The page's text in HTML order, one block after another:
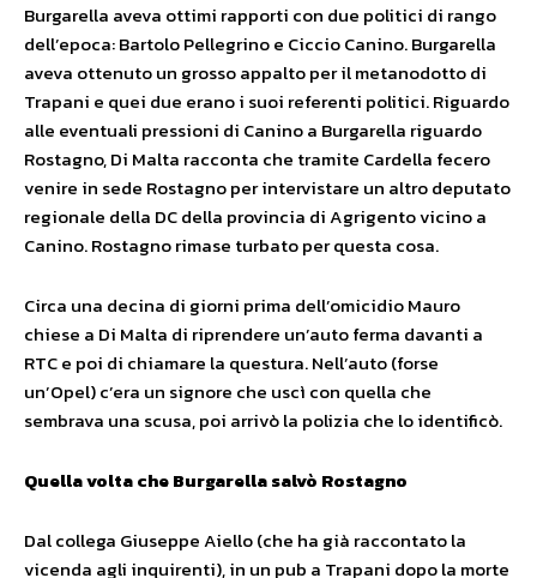
Burgarella aveva ottimi rapporti con due politici di rango
dell’epoca: Bartolo Pellegrino e Ciccio Canino. Burgarella
aveva ottenuto un grosso appalto per il metanodotto di
Trapani e quei due erano i suoi referenti politici. Riguardo
alle eventuali pressioni di Canino a Burgarella riguardo
Rostagno, Di Malta racconta che tramite Cardella fecero
venire in sede Rostagno per intervistare un altro deputato
regionale della DC della provincia di Agrigento vicino a
Canino. Rostagno rimase turbato per questa cosa.
Circa una decina di giorni prima dell’omicidio Mauro
chiese a Di Malta di riprendere un’auto ferma davanti a
RTC e poi di chiamare la questura. Nell’auto (forse
un’Opel) c’era un signore che uscì con quella che
sembrava una scusa, poi arrivò la polizia che lo identificò.
Quella volta che Burgarella salvò Rostagno
Dal collega Giuseppe Aiello (che ha già raccontato la
vicenda agli inquirenti), in un pub a Trapani dopo la morte